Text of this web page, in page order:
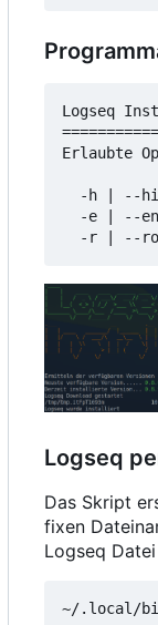
Logseq
Erlaubte
-h | --
-e | --
Logseq
Das Skript
fixen
Logseq